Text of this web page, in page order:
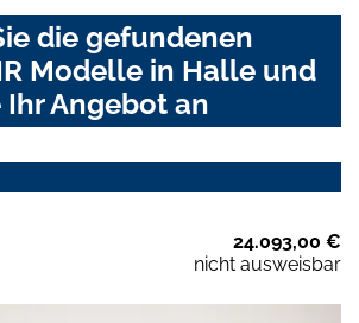
die gefundenen
Modelle in Halle und
Angebot an
24.093,00 €
nicht ausweisbar